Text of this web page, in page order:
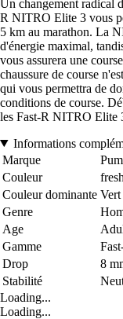
Un changement radical
R NITRO Elite 3 vous
5 km au marathon. La
d'énergie maximal,
vous assurera une
chaussure de course
qui vous permettra de
conditions de course.
les Fast-R NITRO Elite
Informations
Marque
Couleur
Couleur dominante Vert
Genre
Age
Gamme
Drop
8
Stabilité
Loading...
Loading...